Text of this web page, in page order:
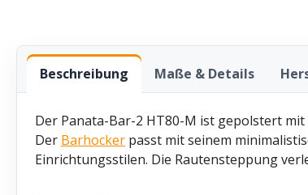
Beschreibung Maße & Details
Der Panata-Bar-2 HT80-M ist gepolstert
Der Barhocker passt mit seinem
Einrichtungsstilen. Die Rautensteppung